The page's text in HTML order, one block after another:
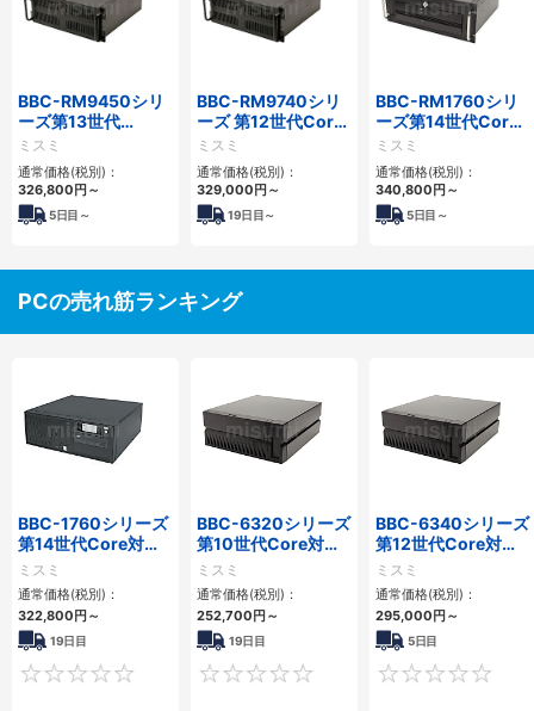
BBC-RM9450シリ
ーズ第13世代
Core・12世代
Celeron対応ラック
マウント4PCIe
ミスミ
通常価格(税別)：
326,800円～
5日目～
BBC-RM9740シリ
ーズ 第12世代Core
対応ラックマウント
FAPC4PCI・3PCIe
ミスミ
通常価格(税別)：
329,000円～
19日目～
BBC-RM1760シリ
ーズ第14世代Core
対応ラックマウント
3PCIe
ミスミ
通常価格(税別)：
340,800円～
5日目～
PCの売れ筋ランキング
BBC-1760シリーズ
第14世代Core対応
小型フロアマウント
3PCIe
ミスミ
通常価格(税別)：
322,800円～
19日目
0
BBC-6320シリーズ
第10世代Core対応
小型フロアマウント
FAPC 2PCI・2PCIe
ミスミ
通常価格(税別)：
252,700円～
19日目
0
BBC-6340シリーズ
第12世代Core対応
小型フロアマウント
PC2PCI/2PCIe
ミスミ
通常価格(税別)：
295,000円～
5日目